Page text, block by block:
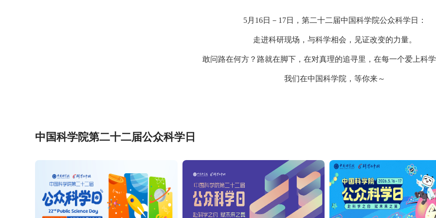
5月16日－17日，第二十二届中国科学院公众科学日：
走进科研现场，与科学相会，见证改变的力量。
敢问路在何方？路就在脚下，在对真理的追寻里，在每一个爱上科
我们在中国科学院，等你来～
中国科学院第二十二届公众科学日